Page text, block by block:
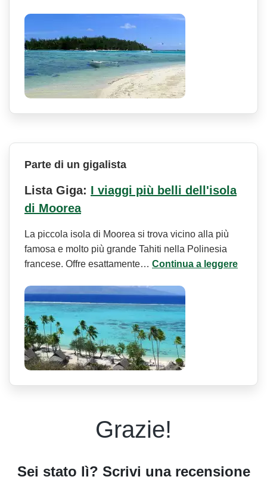
Parte di un gigalista
Lista Giga: I viaggi più belli dell'isola
di Moorea
La piccola isola di Moorea si trova vicino alla più
famosa e molto più grande Tahiti nella Polinesia
francese. Offre esattamente… Continua a leggere
Grazie!
Sei stato lì? Scrivi una recensione